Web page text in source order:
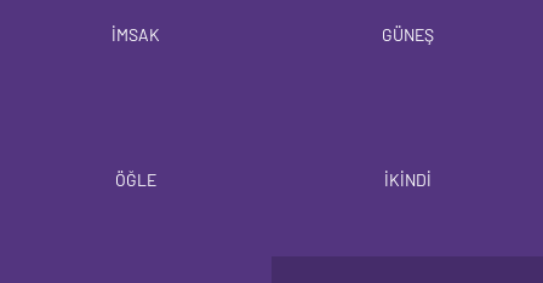
İMSAK GÜNEŞ
ÖĞLE İKİNDİ